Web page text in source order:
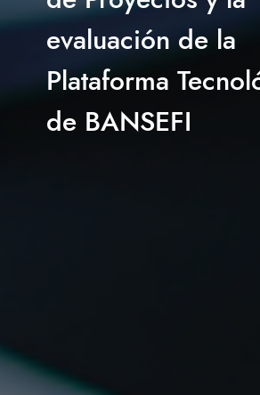
evaluación de la
Plataforma
de BANSEFI